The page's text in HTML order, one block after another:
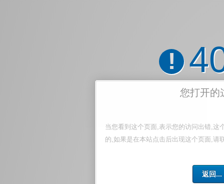
!
您打开的
当您看到这个页面,表示您的访问出错,这
的,如果是在本站点击后出现这个页面,请
返回...